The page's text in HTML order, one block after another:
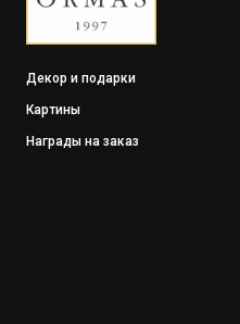
Декор и подарки
Картины
Награды на заказ